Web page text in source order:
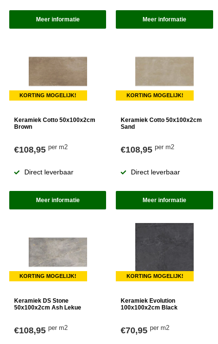
Meer informatie Meer informatie
KORTING MOGELIJK!
Keramiek Cotto 50x100x2cm
Brown
€108,95 per m2
Direct leverbaar
Meer informatie
KORTING MOGELIJK!
Keramiek Cotto 50x100x2cm
Sand
€108,95per m2
Direct leverbaar
Meer informatie
KORTING MOGELIJK!
Keramiek DS Stone
50x100x2cm Ash Lekue
€108,95 per m2
KORTING MOGELIJK!
Keramiek Evolution
100x100x2cm Black
€70,95per m2